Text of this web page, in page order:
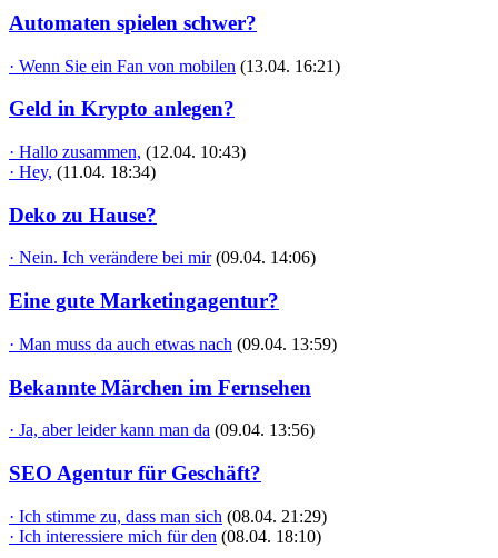
Automaten spielen schwer?
· Wenn Sie ein Fan von mobilen (13.04. 16:21)
Geld in Krypto anlegen?
· Hallo zusammen, (12.04. 10:43)
· Hey, (11.04. 18:34)
Deko zu Hause?
· Nein. Ich verändere bei mir (09.04. 14:06)
Eine gute Marketingagentur?
· Man muss da auch etwas nach (09.04. 13:59)
Bekannte Märchen im Fernsehen
· Ja, aber leider kann man da (09.04. 13:56)
SEO Agentur für Geschäft?
· Ich stimme zu, dass man sich (08.04. 21:29)
· Ich interessiere mich für den (08.04. 18:10)